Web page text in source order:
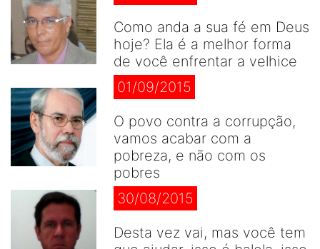
Como anda a sua fé em Deus
hoje? Ela é a melhor forma
de você enfrentar a velhice
01/09/2015
O povo contra a corrupção,
vamos acabar com a
pobreza, e não com os
pobres
30/08/2015
Desta vez vai, mas você tem